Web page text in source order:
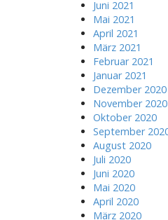
Juni 2021
Mai 2021
April 2021
März 2021
Februar 2021
Januar 2021
Dezember 2020
November 2020
Oktober 2020
September
August 2020
Juli 2020
Juni 2020
Mai 2020
April 2020
März 2020